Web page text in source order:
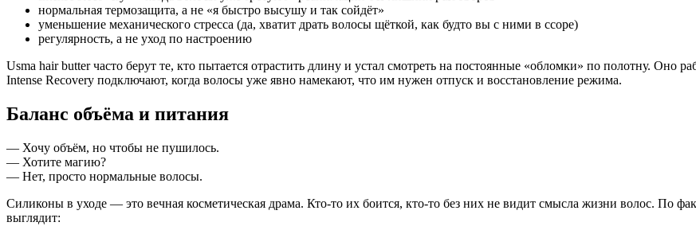
нормальная термозащита, а не «я быстро высушу и так сойдёт»
уменьшение механического стресса (да, хватит драть волосы щёткой, как будто вы с ними в ссоре)
регулярность, а не уход по настроению
Usma hair butter часто берут те, кто пытается отрастить длину и устал смотреть на постоянные «обломки» по полотну. Оно
Intense Recovery подключают, когда волосы уже явно намекают, что им нужен отпуск и восстановление режима.
Баланс объёма и питания
— Хочу объём, но чтобы не пушилось.
— Хотите магию?
— Нет, просто нормальные волосы.
Силиконы в уходе — это вечная косметическая драма. Кто-то их боится, кто-то без них не видит смысла жизни волос. По
выглядит: